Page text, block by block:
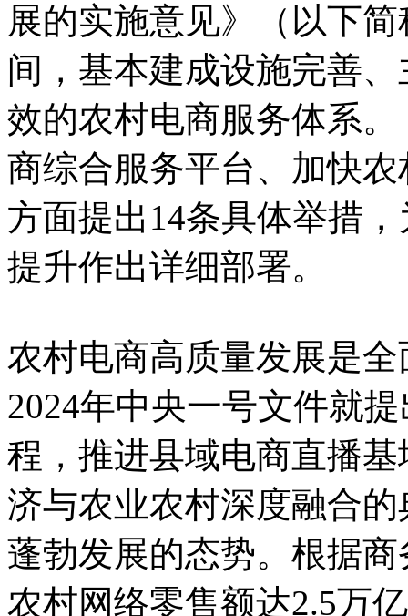
展的实施意见》（以下
间，基本建成设施完善
效的农村电商服务体系
商综合服务平台、加快
方面提出14条具体举措
提升作出详细部署。
农村电商高质量发展是全
2024年中央一号文件就
程，推进县域电商直播
济与农业农村深度融合
蓬勃发展的态势。根据
农村网络零售额达2.5万